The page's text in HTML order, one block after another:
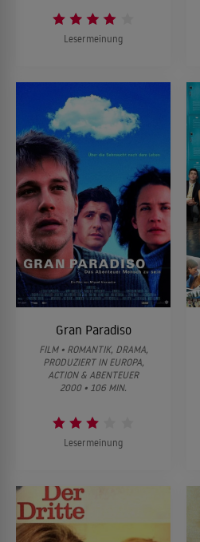
Lesermeinung
Gran Paradiso
FILM • ROMANTIK, DRAMA,
PRODUZIERT IN EUROPA,
ACTION & ABENTEUER
2000 • 106 MIN.
Lesermeinung